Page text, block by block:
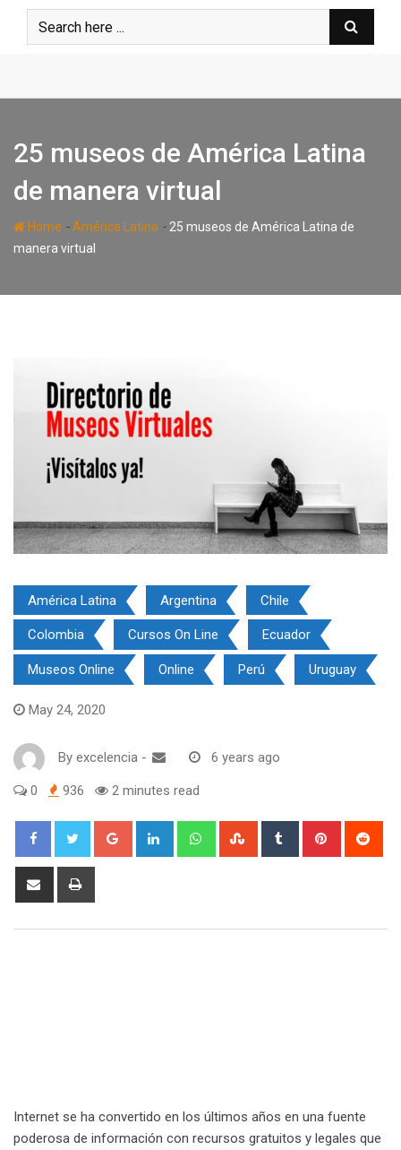
25 museos de América Latina
de manera virtual
Home -América Latina - 25 museos de América Latina de
manera virtual
América Latina Argentina Chile
Colombia Cursos On Line Ecuador
Museos Online Online Perú Uruguay
May 24, 2020
By excelencia - 6 years ago
0 936 2 minutes read
Google+ LinkedIn WhatsappStumbleUpon
Tumblr Pinterest
Share
Internet se ha convertido en los últimos años en una fuente
poderosa de información con recursos gratuitos y legales que